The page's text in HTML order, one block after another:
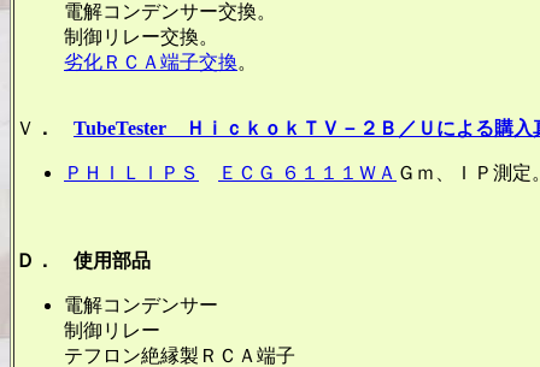
電解コンデンサー交換。
制御リレー交換。
劣化ＲＣＡ端子交換。
Ｖ ． TubeTester ＨｉｃｋｏｋＴＶ－２Ｂ／Ｕによる購入
ＰＨＩＬＩＰＳ ＥＣＧ ６１１１ＷＡ Ｇｍ、ＩＰ測定
Ｄ． 使用部品
電解コンデンサ
制御リレー
テフロン絶縁製ＲＣＡ端子